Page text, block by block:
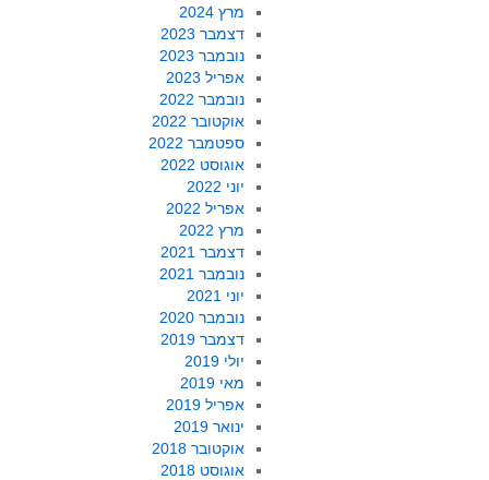
מרץ 2024
דצמבר 2023
נובמבר 2023
אפריל 2023
נובמבר 2022
אוקטובר 2022
ספטמבר 2022
אוגוסט 2022
יוני 2022
אפריל 2022
מרץ 2022
דצמבר 2021
נובמבר 2021
יוני 2021
נובמבר 2020
דצמבר 2019
יולי 2019
מאי 2019
אפריל 2019
ינואר 2019
אוקטובר 2018
אוגוסט 2018